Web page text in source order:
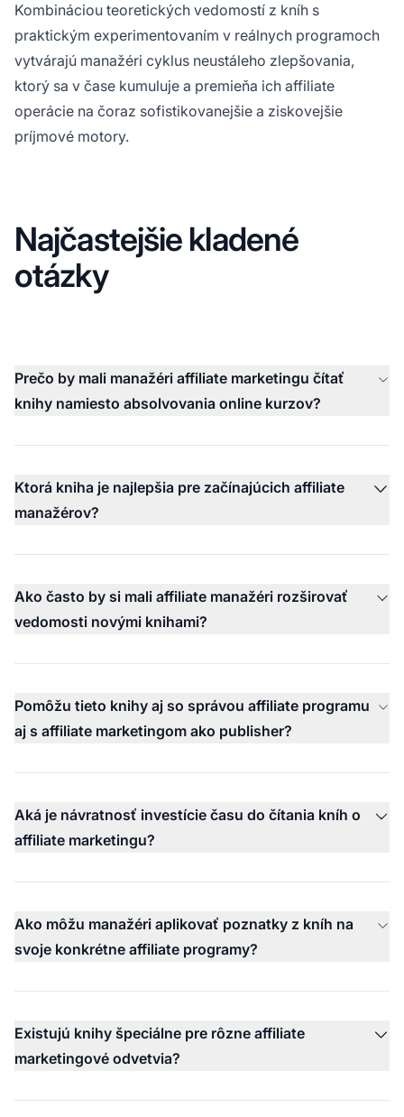
Kombináciou teoretických vedomostí z kníh s
praktickým experimentovaním v reálnych programoch
vytvárajú manažéri cyklus neustáleho zlepšovania,
ktorý sa v čase kumuluje a premieňa ich affiliate
operácie na čoraz sofistikovanejšie a ziskovejšie
príjmové motory.
Najčastejšie kladené
otázky
Prečo by mali manažéri affiliate marketingu čítať
knihy namiesto absolvovania online kurzov?
Ktorá kniha je najlepšia pre začínajúcich affiliate
manažérov?
Ako často by si mali affiliate manažéri rozširovať
vedomosti novými knihami?
Pomôžu tieto knihy aj so správou affiliate programu
aj s affiliate marketingom ako publisher?
Aká je návratnosť investície času do čítania kníh o
affiliate marketingu?
Ako môžu manažéri aplikovať poznatky z kníh na
svoje konkrétne affiliate programy?
Existujú knihy špeciálne pre rôzne affiliate
marketingové odvetvia?